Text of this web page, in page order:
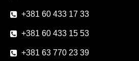
+381 60 433 17 33
+381 60 433 15 53
+381 63 770 23 39